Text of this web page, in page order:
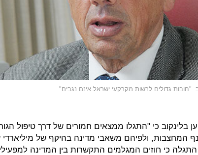
"חובות גדולים לרשות מקרקעי ישראל אינם נגבים"
בלינקוב כי "התגלו ממצאים חמורים של דרך טיפול
המחצבות, ולפיהם משאבי מדינה בהיקף של מיליארדי
התגלה כי חוזים המגלמים התקשרות בין המדינה